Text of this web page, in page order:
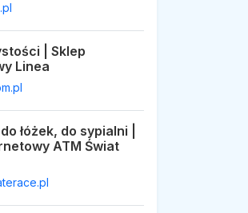
| Sklep
Linea
łóżek, do sypialni |
ATM Świat